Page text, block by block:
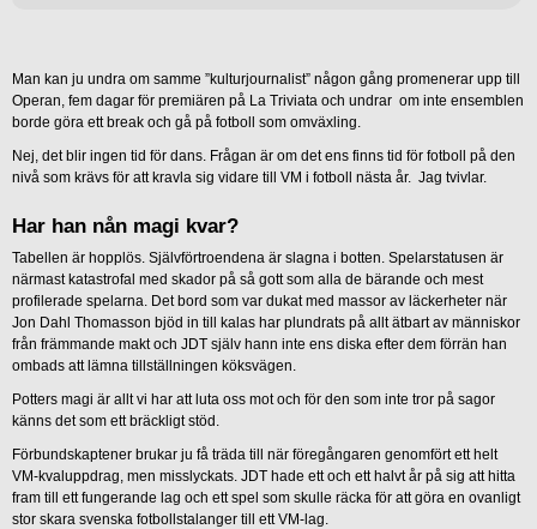
Man kan ju undra om samme ”kulturjournalist” någon gång promenerar upp till
Operan, fem dagar för premiären på La Triviata och undrar om inte ensemblen
borde göra ett break och gå på fotboll som omväxling.
Nej, det blir ingen tid för dans. Frågan är om det ens finns tid för fotboll på den
nivå som krävs för att kravla sig vidare till VM i fotboll nästa år. Jag tvivlar.
Har han nån magi kvar?
Tabellen är hopplös. Självförtroendena är slagna i botten. Spelarstatusen är
närmast katastrofal med skador på så gott som alla de bärande och mest
profilerade spelarna. Det bord som var dukat med massor av läckerheter när
Jon Dahl Thomasson bjöd in till kalas har plundrats på allt ätbart av människor
från främmande makt och JDT själv hann inte ens diska efter dem förrän han
ombads att lämna tillställningen köksvägen.
Potters magi är allt vi har att luta oss mot och för den som inte tror på sagor
känns det som ett bräckligt stöd.
Förbundskaptener brukar ju få träda till när föregångaren genomfört ett helt
VM-kvaluppdrag, men misslyckats. JDT hade ett och ett halvt år på sig att hitta
fram till ett fungerande lag och ett spel som skulle räcka för att göra en ovanligt
stor skara svenska fotbollstalanger till ett VM-lag.